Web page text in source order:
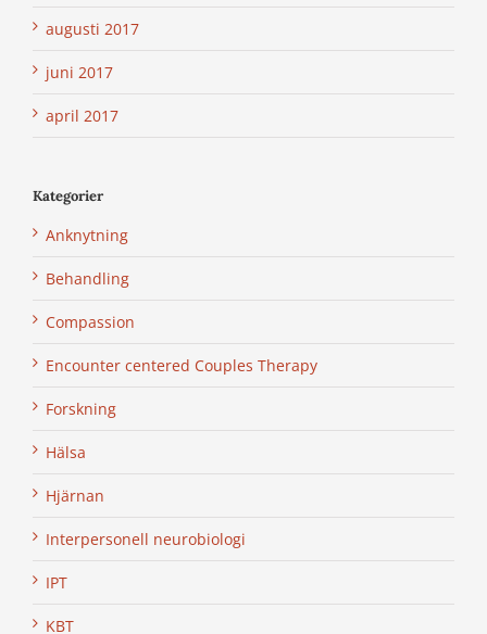
augusti 2017
juni 2017
april 2017
Kategorier
Anknytning
Behandling
Compassion
Encounter centered Couples Therapy
Forskning
Hälsa
Hjärnan
Interpersonell neurobiologi
IPT
KBT